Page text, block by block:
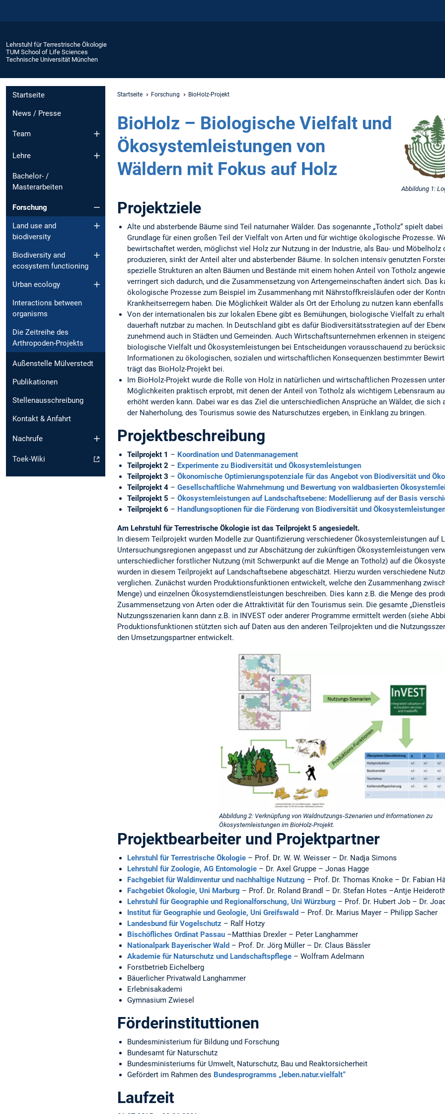
Lehrstuhl für Terrestrische Ökologie
TUM School of Life Sciences
Technische Universität München
Startseite
News / Presse
Team
Lehre
Bachelor- /
Masterarbeiten
Forschung
Land use and
biodiversity
Biodiversity and
ecosystem functioning
Urban ecology
Interactions between
organisms
Die Zeitreihe des
Arthropoden-Projekts
Außenstelle Mülverstedt
Publikationen
Stellenausschreibung
Kontakt & Anfahrt
Nachrufe
Toek-Wiki
Startseite Forschung BioHolz-Projekt
Abbildung 1:
BioHolz – Biologische Vielfalt und
Ökosystemleistungen von
Wäldern mit Fokus auf Holz
Projektziele
Alte und absterbende Bäume sind Teil naturnaher Wälder. Das sogenannte „Totholz“ spielt
Grundlage für einen großen Teil der Vielfalt von Arten und für wichtige ökologische Prozesse.
bewirtschaftet werden, möglichst viel Holz zur Nutzung in der Industrie, als Bau- und Möbelholz
produzieren, sinkt der Anteil alter und absterbender Bäume. In solchen intensiv genutzten
spezielle Strukturen an alten Bäumen und Bestände mit einem hohen Anteil von Totholz
verringert sich dadurch, und die Zusammensetzung von Artengemeinschaften ändert sich. Das
ökologische Prozesse zum Beispiel im Zusammenhang mit Nährstoffkreisläufen oder der
Krankheitserregern haben. Die Möglichkeit Wälder als Ort der Erholung zu nutzen kann
Von der internationalen bis zur lokalen Ebene gibt es Bemühungen, biologische Vielfalt zu
dauerhaft nutzbar zu machen. In Deutschland gibt es dafür Biodiversitätsstrategien auf der
zunehmend auch in Städten und Gemeinden. Auch Wirtschaftsunternehmen erkennen in
biologische Vielfalt und Ökosystemleistungen bei Entscheidungen vorausschauend zu
Informationen zu ökologischen, sozialen und wirtschaftlichen Konsequenzen bestimmter
trägt das BioHolz-Projekt bei.
Im BioHolz-Projekt wurde die Rolle von Holz in natürlichen und wirtschaftlichen Prozessen
Möglichkeiten praktisch erprobt, mit denen der Anteil von Totholz als wichtigem Lebensraum
erhöht werden kann. Dabei war es das Ziel die unterschiedlichen Ansprüche an Wälder, die
der Naherholung, des Tourismus sowie des Naturschutzes ergeben, in Einklang zu bringen.
Projektbeschreibung
Teilprojekt 1 – Koordination und Datenmanagement
Teilprojekt 2 – Experimente zu Biodiversität und Ökosystemleistungen
Teilprojekt 3 – Ökonomische Optimierungspotenziale für das Angebot von Biodiversität und
Teilprojekt 4 – Gesellschaftliche Wahrnehmung und Bewertung von waldbasierten
Teilprojekt 5 – Ökosystemleistungen auf Landschaftsebene: Modellierung auf der Basis
Teilprojekt 6 – Handlungsoptionen für die Förderung von Biodiversität und
Am Lehrstuhl für Terrestrische Ökologie ist das Teilprojekt 5 angesiedelt.
In diesem Teilprojekt wurden Modelle zur Quantifizierung verschiedener Ökosystemleistungen auf
Untersuchungsregionen angepasst und zur Abschätzung der zukünftigen Ökosystemleistungen
unterschiedlicher forstlicher Nutzung (mit Schwerpunkt auf die Menge an Totholz) auf die
wurden in diesem Teilprojekt auf Landschaftsebene abgeschätzt. Hierzu wurden verschiedene
verglichen. Zunächst wurden Produktionsfunktionen entwickelt, welche den Zusammenhang
Menge) und einzelnen Ökosystemdienstleistungen beschreiben. Dies kann z.B. die Menge des
Zusammensetzung von Arten oder die Attraktivität für den Tourismus sein. Die gesamte
Nutzungsszenarien kann dann z.B. in INVEST oder anderer Programme ermittelt werden (siehe
Produktionsfunktionen stützten sich auf Daten aus den anderen Teilprojekten und die
den Umsetzungspartner entwickelt.
Abbildung 2: Verknüpfung von Waldnutzungs-Szenarien und Informationen zu
Ökosystemleistungen im BioHolz-Projekt.
Projektbearbeiter und Projektpartner
Lehrstuhl für Terrestrische Ökologie – Prof. Dr. W. W. Weisser – Dr. Nadja Simons
Lehrstuhl für Zoologie, AG Entomologie – Dr. Axel Gruppe – Jonas Hagge
Fachgebiet für Waldinventur und nachhaltige Nutzung – Prof. Dr. Thomas Knoke – Dr. Fabian
Fachgebiet Ökologie, Uni Marburg – Prof. Dr. Roland Brandl – Dr. Stefan Hotes –Antje
Lehrstuhl für Geographie und Regionalforschung, Uni Würzburg – Prof. Dr. Hubert Job – Dr.
Institut für Geographie und Geologie, Uni Greifswald – Prof. Dr. Marius Mayer – Philipp Sacher
Landesbund für Vogelschutz – Ralf Hotzy
Bischöfliches Ordinat Passau –Matthias Drexler – Peter Langhammer
Nationalpark Bayerischer Wald – Prof. Dr. Jörg Müller – Dr. Claus Bässler
Akademie für Naturschutz und Landschaftspflege – Wolfram Adelmann
Forstbetrieb Eichelberg
Bäuerlicher Privatwald Langhammer
Erlebnisakademi
Gymnasium Zwiesel
Förderinstituttionen
Bundesministerium für Bildung und Forschung
Bundesamt für Naturschutz
Bundesministeriums für Umwelt, Naturschutz, Bau und Reaktorsicherheit
Gefördert im Rahmen des Bundesprogramms „leben.natur.vielfalt“
Laufzeit